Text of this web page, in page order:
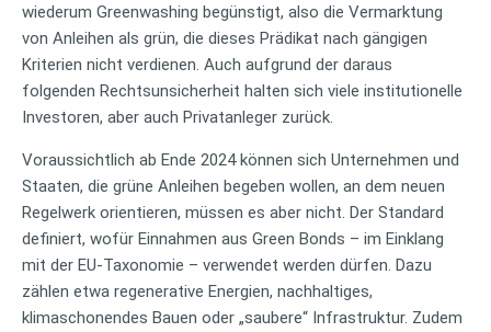
wiederum Greenwashing begünstigt, also die Vermarktung
von Anleihen als grün, die dieses Prädikat nach gängigen
Kriterien nicht verdienen. Auch aufgrund der daraus
folgenden Rechtsunsicherheit halten sich viele institutionelle
Investoren, aber auch Privatanleger zurück.
Voraussichtlich ab Ende 2024 können sich Unternehmen und
Staaten, die grüne Anleihen begeben wollen, an dem neuen
Regelwerk orientieren, müssen es aber nicht. Der Standard
definiert, wofür Einnahmen aus Green Bonds – im Einklang
mit der EU-Taxonomie – verwendet werden dürfen. Dazu
zählen etwa regenerative Energien, nachhaltiges,
klimaschonendes Bauen oder „saubere“ Infrastruktur. Zudem